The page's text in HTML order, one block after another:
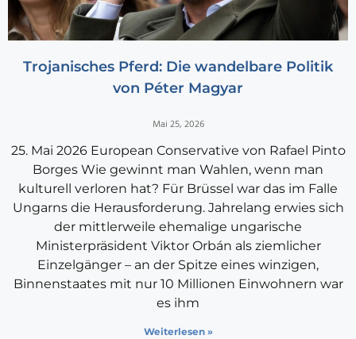
Trojanisches Pferd: Die wandelbare Politik
von Péter Magyar
Mai 25, 2026
25. Mai 2026 European Conservative von Rafael Pinto
Borges Wie gewinnt man Wahlen, wenn man
kulturell verloren hat? Für Brüssel war das im Falle
Ungarns die Herausforderung. Jahrelang erwies sich
der mittlerweile ehemalige ungarische
Ministerpräsident Viktor Orbán als ziemlicher
Einzelgänger – an der Spitze eines winzigen,
Binnenstaates mit nur 10 Millionen Einwohnern war
es ihm
Weiterlesen »